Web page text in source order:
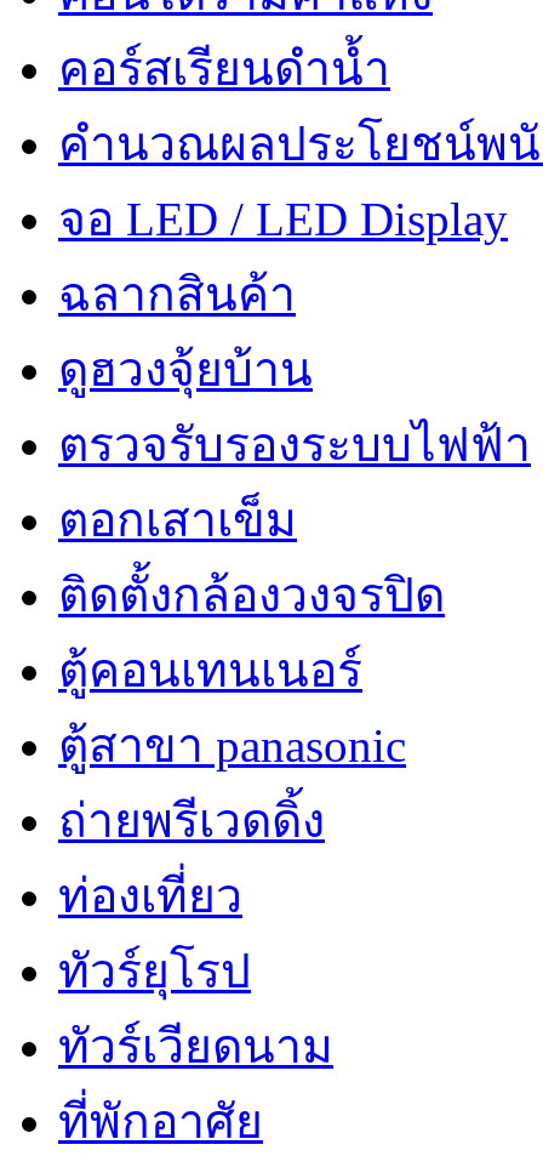
คอร์สเรียนดำน้ำ
คำนวณผลประโยชน์พ
จอ LED / LED Display
ฉลากสินค้า
ดูฮวงจุ้ยบ้าน
ตรวจรับรองระบบไฟฟ้า
ตอกเสาเข็ม
ติดตั้งกล้องวงจรปิด
ตู้คอนเทนเนอร์
ตู้สาขา panasonic
ถ่ายพรีเวดดิ้ง
ท่องเที่ยว
ทัวร์ยุโรป
ทัวร์เวียดนาม
ที่พักอาศัย